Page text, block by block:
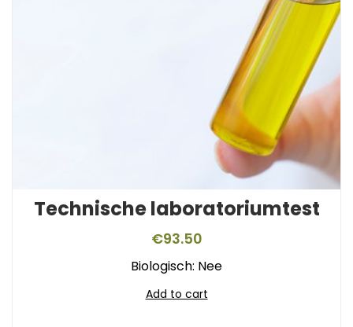
Technische laboratoriumtest
€93.50
Biologisch: Nee
Add to cart